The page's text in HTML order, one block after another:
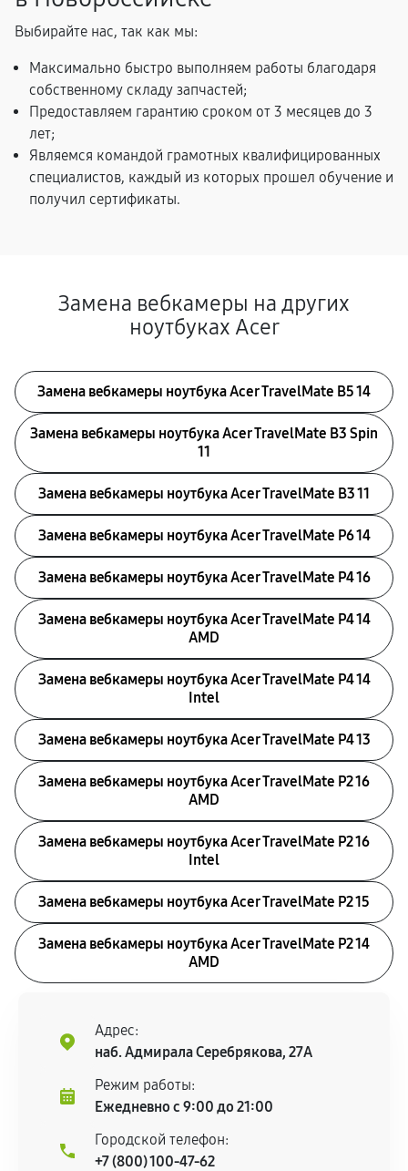
Выбирайте нас, так как мы:
Максимально быстро выполняем работы благодаря
собственному складу запчастей;
Предоставляем гарантию сроком от 3 месяцев до 3
лет;
Являемся командой грамотных квалифицированных
специалистов, каждый из которых прошел обучение и
получил сертификаты.
Замена вебкамеры на других
ноутбуках Acer
Замена вебкамеры ноутбука Acer TravelMate B5 14
Замена вебкамеры ноутбука Acer TravelMate B3 Spin
11
Замена вебкамеры ноутбука Acer TravelMate B3 11
Замена вебкамеры ноутбука Acer TravelMate P6 14
Замена вебкамеры ноутбука Acer TravelMate P4 16
Замена вебкамеры ноутбука Acer TravelMate P4 14
AMD
Замена вебкамеры ноутбука Acer TravelMate P4 14
Intel
Замена вебкамеры ноутбука Acer TravelMate P4 13
Замена вебкамеры ноутбука Acer TravelMate P2 16
AMD
Замена вебкамеры ноутбука Acer TravelMate P2 16
Intel
Замена вебкамеры ноутбука Acer TravelMate P2 15
Замена вебкамеры ноутбука Acer TravelMate P2 14
AMD
Адрес:
наб. Адмирала Серебрякова, 27А
Режим работы:
Ежедневно с 9:00 до 21:00
Городской телефон:
+7 (800) 100-47-62